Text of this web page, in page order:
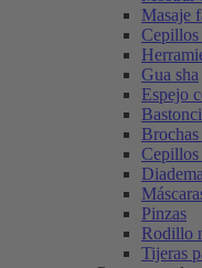
Masaje
Cepillos
Gua sha
Espejo
Cepillos
Pinzas
Rodillo
Tijeras